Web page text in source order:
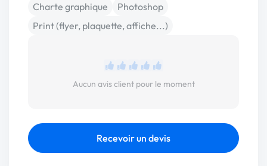
Charte graphique
Photoshop
Print (flyer, plaquette, affiche...)
Aucun avis client pour le moment
Recevoir un devis